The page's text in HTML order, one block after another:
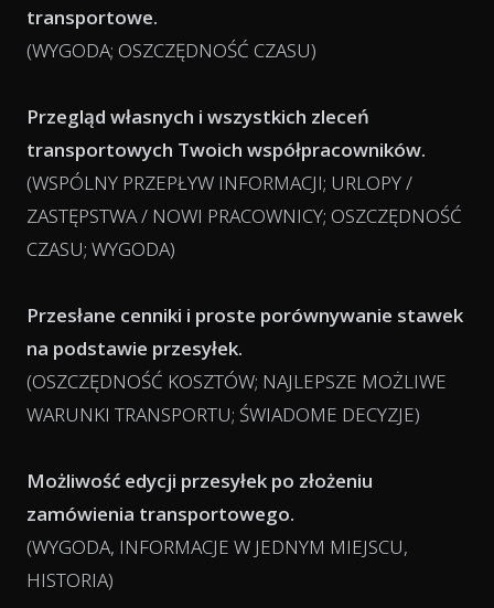
transportowe.
(WYGODA; OSZCZĘDNOŚĆ CZASU)
Przegląd własnych i wszystkich zleceń
transportowych Twoich współpracowników.
(WSPÓLNY PRZEPŁYW INFORMACJI; URLOPY /
ZASTĘPSTWA / NOWI PRACOWNICY; OSZCZĘDNOŚĆ
CZASU; WYGODA)
Przesłane cenniki i proste porównywanie stawek
na podstawie przesyłek.
(OSZCZĘDNOŚĆ KOSZTÓW; NAJLEPSZE MOŻLIWE
WARUNKI TRANSPORTU; ŚWIADOME DECYZJE)
Możliwość edycji przesyłek po złożeniu
zamówienia transportowego.
(WYGODA, INFORMACJE W JEDNYM MIEJSCU,
HISTORIA)